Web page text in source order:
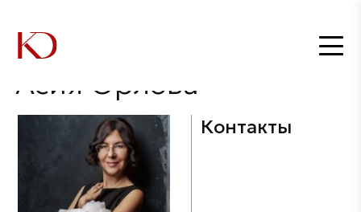
Главная/Дизайнеры
Асия Орлова
Контакты